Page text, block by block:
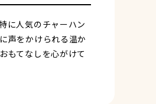
に人気のチャーハン
声をかけられる温か
もてなしを心がけて